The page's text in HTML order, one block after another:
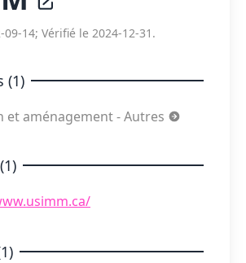
14; Vérifié le 2024-12-31.
(1)
et aménagement - Autres